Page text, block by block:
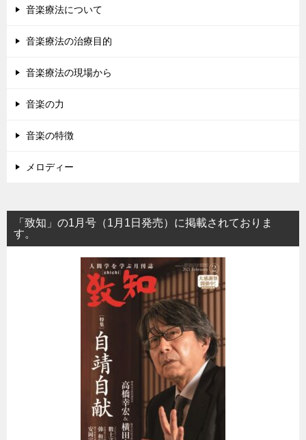
音楽療法について
音楽療法の治療目的
音楽療法の現場から
音楽の力
音楽の特徴
メロディー
「致知」の1月号（1月1日発売）に掲載されておりま
す。